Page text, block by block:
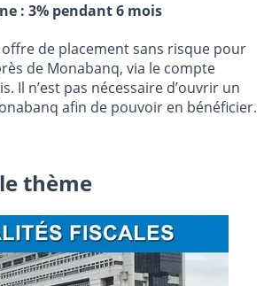
: 3% pendant 6 mois
offre de placement sans risque pour
de Monabanq, via le compte
Il n’est pas nécessaire d’ouvrir un
afin de pouvoir en bénéficier.
thème